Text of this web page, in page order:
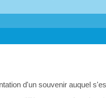
d'un souvenir auquel